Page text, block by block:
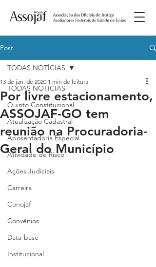
Post
TODAS NOTÍCIAS
Quinto Constitucional
Atualização Cadastral
Aposentadoria Especial
Atividade de Risco
Ações Judiciais
Carreira
Conojaf
Convênios
Data-base
Institucional
TODAS NOTÍCIAS
Por livre estacionamento,
ASSOJAF-GO tem
reunião na Procuradoria-
Geral do Município
13 de jan. de 2020 1 min de leitura